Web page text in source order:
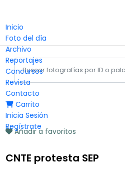
Inicio
Foto del día
Archivo
Reportajes
Concursos
Revista
Contacto
Carrito
Inicia Sesión
Regístrate
Añadir a favoritos
CNTE protesta SEP